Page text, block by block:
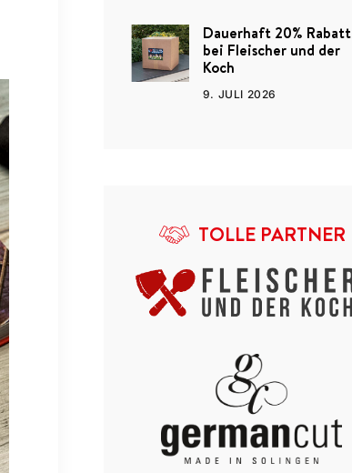
Dauerhaft 20% Rabatt
bei Fleischer und der
Koch
9. JULI 2026
TOLLE PARTNER